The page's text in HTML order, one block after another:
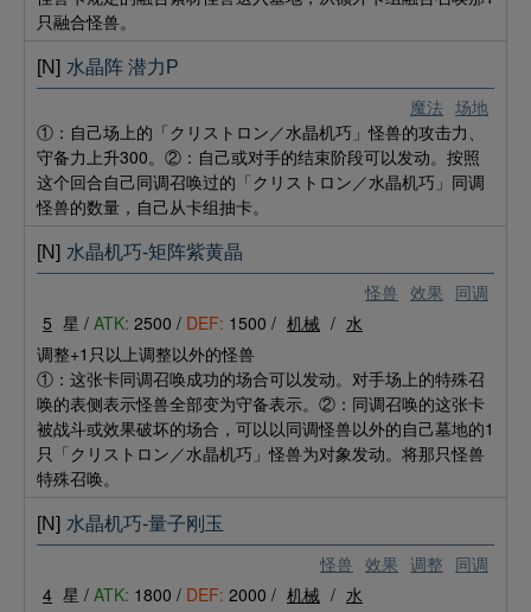
只融合怪兽。
魔法 场地
[N] 水晶阵 潜力P
①：自己场上的「クリストロン／水晶机巧」怪兽的攻击力、
守备力上升300。②：自己或对手的结束阶段可以发动。按照
这个回合自己同调召唤过的「クリストロン／水晶机巧」同调
怪兽的数量，自己从卡组抽卡。
怪兽 效果 同调
[N] 水晶机巧-矩阵紫黄晶
5 星 / ATK: 2500 / DEF: 1500 / 机械 / 水
调整+1只以上调整以外的怪兽
①：这张卡同调召唤成功的场合可以发动。对手场上的特殊召
唤的表侧表示怪兽全部变为守备表示。②：同调召唤的这张卡
被战斗或效果破坏的场合，可以以同调怪兽以外的自己墓地的1
只「クリストロン／水晶机巧」怪兽为对象发动。将那只怪兽
特殊召唤。
怪兽 效果 调整 同调
[N] 水晶机巧-量子刚玉
4 星 / ATK: 1800 / DEF: 2000 / 机械 / 水